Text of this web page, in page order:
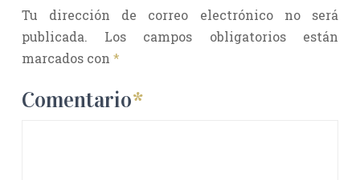
Tu dirección de correo electrónico no será
publicada.
Los campos obligatorios están
marcados con *
Comentario*